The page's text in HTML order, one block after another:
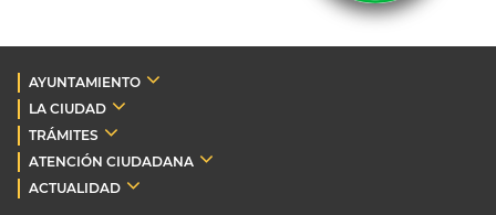
AYUNTAMIENTO
LA CIUDAD
TRÁMITES
ATENCIÓN CIUDADANA
ACTUALIDAD